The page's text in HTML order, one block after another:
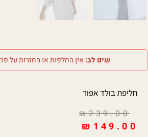
שים לב: אין החלפות או החזרות על
חליפת בולד אפור
₪239.00
₪ 149.00